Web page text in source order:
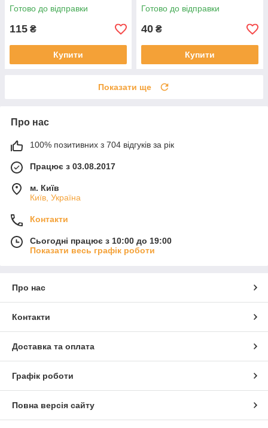
Готово до відправки
115 ₴
Купити
Готово до відправки
40 ₴
Купити
Показати ще
Про нас
100% позитивних з 704 відгуків за рік
Працює з 03.08.2017
м. Київ
Київ, Україна
Контакти
Сьогодні працює з 10:00 до 19:00
Показати весь графік роботи
Про нас
Контакти
Доставка та оплата
Графік роботи
Повна версія сайту